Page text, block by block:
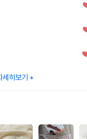
이지 디어혼 S
세히보기